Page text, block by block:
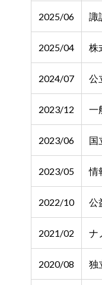
2025/06 諏
2025/04 株
2024/07 公
2023/12 一
2023/06 国
2023/05 情
2022/10 公
2021/02 ナ
2020/08 独